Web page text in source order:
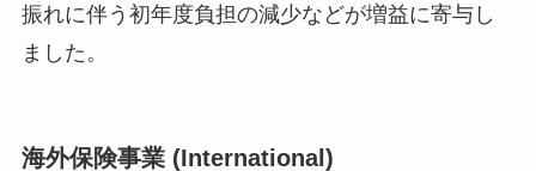
振れに伴う初年度負担の減少などが増益に寄与し
ました。
海外保険事業 (International)